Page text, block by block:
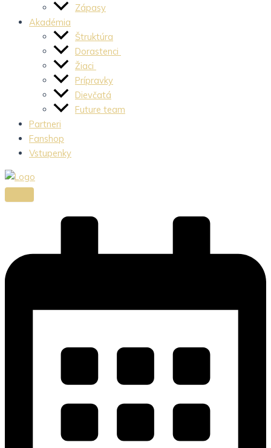
Zápasy
Akadémia
Štruktúra
Dorastenci
Žiaci
Prípravky
Dievčatá
Future team
Partneri
Fanshop
Vstupenky